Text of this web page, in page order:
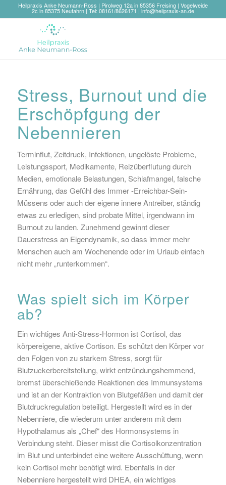
Heilpraxis Anke Neumann-Ross | Pirolweg 12a in 85356 Freising | Vogelweide
2c in 85375 Neufahrn | Tel: 08161/8626171 | info@heilpraxis-an.de
Stress, Burnout und die
Erschöpfgung der
Nebennieren
Terminflut, Zeitdruck, Infektionen, ungelöste Probleme,
Leistungssport, Medikamente, Reizüberflutung durch
Medien, emotionale Belastungen, Schlafmangel, falsche
Ernährung, das Gefühl des Immer -Erreichbar-Sein-
Müssens oder auch der eigene innere Antreiber, ständig
etwas zu erledigen, sind probate Mittel, irgendwann im
Burnout zu landen. Zunehmend gewinnt dieser
Dauerstress an Eigendynamik, so dass immer mehr
Menschen auch am Wochenende oder im Urlaub einfach
nicht mehr „runterkommen“.
Was spielt sich im Körper
ab?
Ein wichtiges Anti-Stress-Hormon ist Cortisol, das
körpereigene, aktive Cortison. Es schützt den Körper vor
den Folgen von zu starkem Stress, sorgt für
Blutzuckerbereitstellung, wirkt entzündungshemmend,
bremst überschießende Reaktionen des Immunsystems
und ist an der Kontraktion von Blutgefäßen und damit der
Blutdruckregulation beteiligt. Hergestellt wird es in der
Nebenniere, die wiederum unter anderem mit dem
Hypothalamus als „Chef“ des Hormonsystems in
Verbindung steht. Dieser misst die Cortisolkonzentration
im Blut und unterbindet eine weitere Ausschüttung, wenn
kein Cortisol mehr benötigt wird. Ebenfalls in der
Nebenniere hergestellt wird DHEA, ein wichtiges